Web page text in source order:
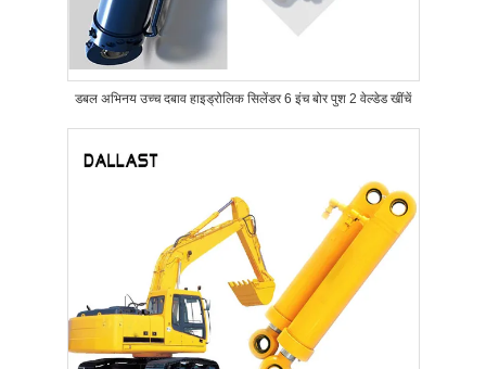
डबल अभिनय उच्च दबाव हाइड्रोलिक सिलेंडर 6 इंच बोर पुश 2 वेल्डेड खींचें